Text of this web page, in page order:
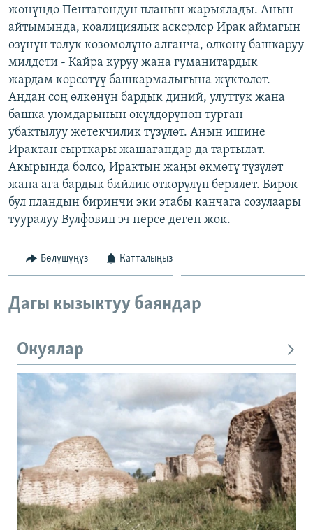
ЫҢГАЙСЫЗ СУРООЛОР
ЭЕ/АРнун бардык сайттары
жөнүндө Пентагондун планын жарыялады. Анын
айтымында, коалициялык аскерлер Ирак аймагын
өзүнүн толук көзөмөлүнө алганча, өлкөнү башкаруу
милдети - Кайра куруу жана гуманитардык
жардам көрсөтүү башкармалыгына жүктөлөт.
Андан соң өлкөнүн бардык диний, улуттук жана
башка уюмдарынын өкүлдөрүнөн турган
убактылуу жетекчилик түзүлөт. Анын ишине
Ирактан сырткары жашагандар да тартылат.
Акырында болсо, Ирактын жаңы өкмөтү түзүлөт
жана ага бардык бийлик өткөрүлүп берилет. Бирок
бул пландын биринчи эки этабы канчага созулаары
тууралуу Вулфовиц эч нерсе деген жок.
Бөлүшүңүз Катталыңыз
Дагы кызыктуу баяндар
Окуялар